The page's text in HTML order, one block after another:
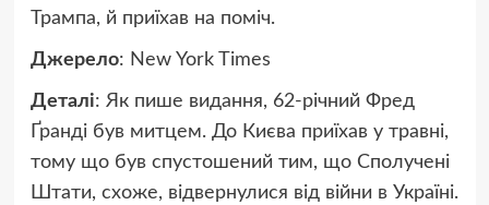
Трампа, й приїхав на поміч.
Джерело: New York Times
Деталі: Як пише видання, 62-річний Фред
Ґранді був митцем. До Києва приїхав у травні,
тому що був спустошений тим, що Сполучені
Штати, схоже, відвернулися від війни в Україні.